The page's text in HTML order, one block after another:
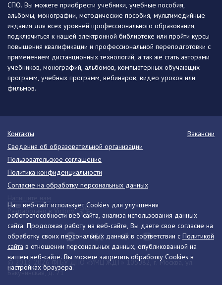
Наш веб-сайт использует Cookies для улучшения
работоспособности веб-сайта, анализа использования данных
сайта. Продолжая работу на веб-сайте, Вы даете свое согласие на
обработку своих персональных данных в соответствии с Политикой
сайта в отношении персональных данных, опубликованной на
нашем веб-сайте. Вы можете запретить обработку Cookies в
настройках браузера.
СПО. Вы можете приобрести учебники, учебные пособия,
альбомы, монографии, методические пособия, мультимедийные
издания для всех уровней профессионального образования,
подключиться к нашей электронной библиотеке или пройти курсы
повышения квалификации и профессиональной переподготовки с
применением дистанционных технологий, а так же стать авторами
учебников, монографий, альбомов, компьютерных обучающих
программ, учебных программ, вебинаров, видео уроков или
фильмов.
© 2013-2026 ФГБУ ДПО «УМЦ ЖДТ» 105082, г. Москва, ул.
Бакунинская, д. 71
Контакты
Вакансии
Сведения об образовательной организации
Пользовательское соглашение
Политика конфиденциальности
Согласие на обработку персональных данных
Разработано в Victory